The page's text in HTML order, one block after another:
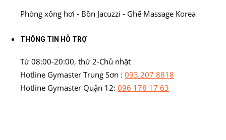
Phòng xông hơi - Bồn Jacuzzi - Ghế Massage Korea
THÔNG TIN HỖ TRỢ
Từ 08:00-20:00, thứ 2-Chủ nhật
Hotline Gymaster Trung Sơn : 093 207 8818
Hotline Gymaster Quận 12: 096 178 17 63